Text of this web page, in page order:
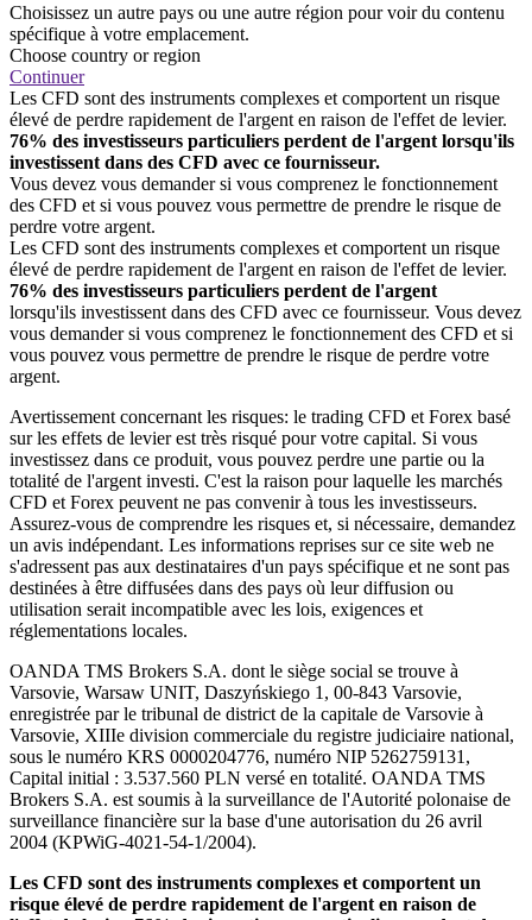
Choisissez un autre pays ou une autre région pour voir du contenu
spécifique à votre emplacement.
Choose country or region
Continuer
Les CFD sont des instruments complexes et comportent un risque
élevé de perdre rapidement de l'argent en raison de l'effet de levier.
76% des investisseurs particuliers perdent de l'argent lorsqu'ils
investissent dans des CFD avec ce fournisseur.
Vous devez vous demander si vous comprenez le fonctionnement
des CFD et si vous pouvez vous permettre de prendre le risque de
perdre votre argent.
Les CFD sont des instruments complexes et comportent un risque
élevé de perdre rapidement de l'argent en raison de l'effet de levier.
76% des investisseurs particuliers perdent de l'argent
lorsqu'ils investissent dans des CFD avec ce fournisseur. Vous devez
vous demander si vous comprenez le fonctionnement des CFD et si
vous pouvez vous permettre de prendre le risque de perdre votre
argent.
Avertissement concernant les risques: le trading CFD et Forex basé
sur les effets de levier est très risqué pour votre capital. Si vous
investissez dans ce produit, vous pouvez perdre une partie ou la
totalité de l'argent investi. C'est la raison pour laquelle les marchés
CFD et Forex peuvent ne pas convenir à tous les investisseurs.
Assurez-vous de comprendre les risques et, si nécessaire, demandez
un avis indépendant. Les informations reprises sur ce site web ne
s'adressent pas aux destinataires d'un pays spécifique et ne sont pas
destinées à être diffusées dans des pays où leur diffusion ou
utilisation serait incompatible avec les lois, exigences et
réglementations locales.
OANDA TMS Brokers S.A. dont le siège social se trouve à
Varsovie, Warsaw UNIT, Daszyńskiego 1, 00-843 Varsovie,
enregistrée par le tribunal de district de la capitale de Varsovie à
Varsovie, XIIIe division commerciale du registre judiciaire national,
sous le numéro KRS 0000204776, numéro NIP 5262759131,
Capital initial : 3.537.560 PLN versé en totalité. OANDA TMS
Brokers S.A. est soumis à la surveillance de l'Autorité polonaise de
surveillance financière sur la base d'une autorisation du 26 avril
2004 (KPWiG-4021-54-1/2004).
Les CFD sont des instruments complexes et comportent un
risque élevé de perdre rapidement de l'argent en raison de